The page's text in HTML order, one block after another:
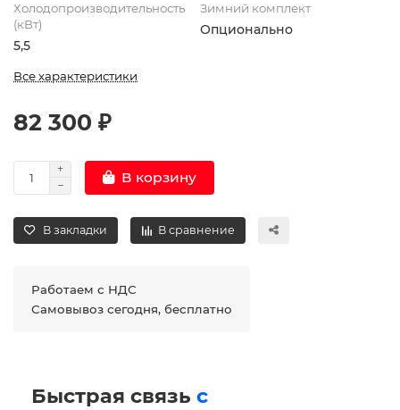
Холодопроизводительность
(кВт)
5,5
Зимний комплект
Опционально
Все характеристики
82 300 ₽
В корзину
В закладки В сравнение
Работаем с НДС
Самовывоз сегодня, бесплатно
Быстрая связь с